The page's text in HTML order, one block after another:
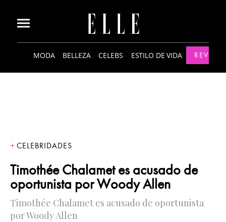
MODA BELLEZA CELEBS ESTILO DE VIDA
CELEBRIDADES
Timothée Chalamet es acusado de
oportunista por Woody Allen
Timothée Chalamet es acusado de oportunista
por Woody Allen